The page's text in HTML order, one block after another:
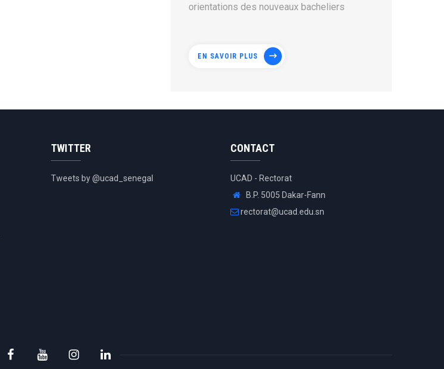
orientations des nouveaux bacheliers
EN SAVOIR PLUS
TWITTER
Tweets by @ucad_senegal
CONTACT
UCAD - Rectorat
B.P. 5005 Dakar-Fann
rectorat@ucad.edu.sn